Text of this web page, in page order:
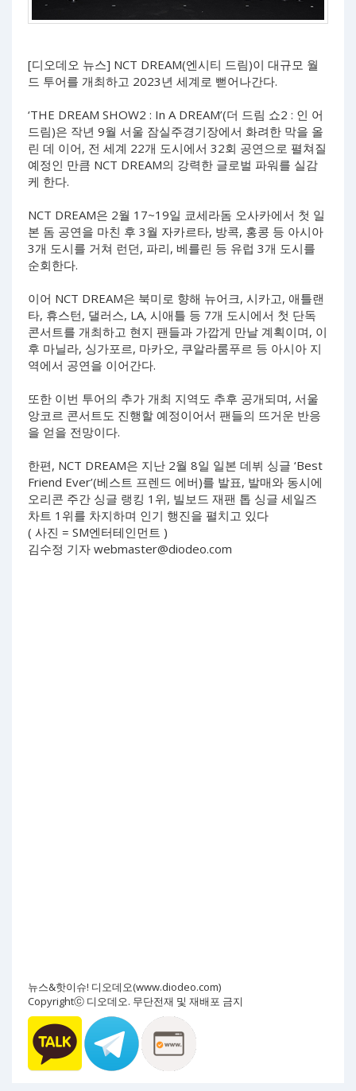
[디오데오 뉴스] NCT DREAM(엔시티 드림)이 대규모 월
드 투어를 개최하고 2023년 세계로 뻗어나간다.
‘THE DREAM SHOW2 : In A DREAM’(더 드림 쇼2 : 인 어
드림)은 작년 9월 서울 잠실주경기장에서 화려한 막을 올
린 데 이어, 전 세계 22개 도시에서 32회 공연으로 펼쳐질
예정인 만큼 NCT DREAM의 강력한 글로벌 파워를 실감
케 한다.
NCT DREAM은 2월 17~19일 쿄세라돔 오사카에서 첫 일
본 돔 공연을 마친 후 3월 자카르타, 방콕, 홍콩 등 아시아
3개 도시를 거쳐 런던, 파리, 베를린 등 유럽 3개 도시를
순회한다.
이어 NCT DREAM은 북미로 향해 뉴어크, 시카고, 애틀랜
타, 휴스턴, 댈러스, LA, 시애틀 등 7개 도시에서 첫 단독
콘서트를 개최하고 현지 팬들과 가깝게 만날 계획이며, 이
후 마닐라, 싱가포르, 마카오, 쿠알라룸푸르 등 아시아 지
역에서 공연을 이어간다.
또한 이번 투어의 추가 개최 지역도 추후 공개되며, 서울
앙코르 콘서트도 진행할 예정이어서 팬들의 뜨거운 반응
을 얻을 전망이다.
한편, NCT DREAM은 지난 2월 8일 일본 데뷔 싱글 ‘Best
Friend Ever’(베스트 프렌드 에버)를 발표, 발매와 동시에
오리콘 주간 싱글 랭킹 1위, 빌보드 재팬 톱 싱글 세일즈
차트 1위를 차지하며 인기 행진을 펼치고 있다
( 사진 = SM엔터테인먼트 )
김수정 기자 webmaster@diodeo.com
뉴스&핫이슈! 디오데오(www.diodeo.com)
Copyrightⓒ 디오데오. 무단전재 및 재배포 금지